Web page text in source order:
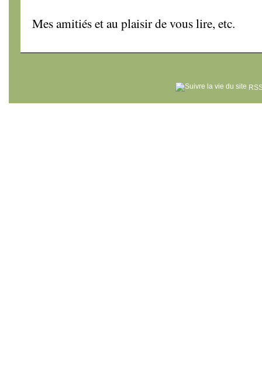
Mes amitiés et au plaisir de vous lire, etc.